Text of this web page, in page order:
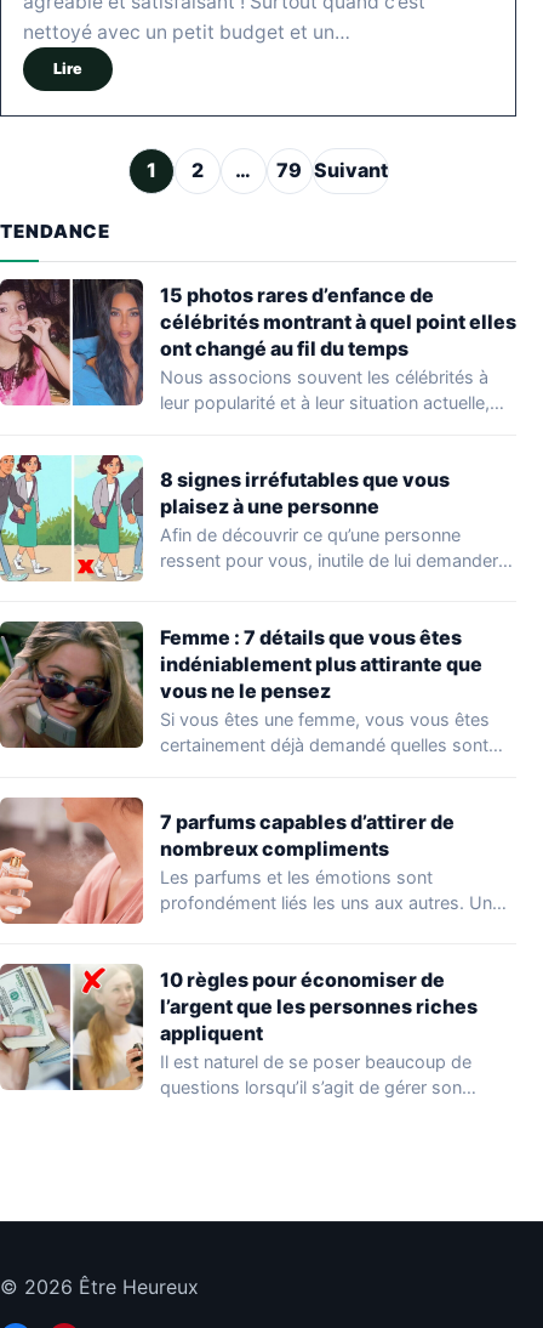
nettoyé avec un petit budget et un…
Lire
Pagination des publications
1 2 … 79 Suivant
TENDANCE
15 photos rares d’enfance de
célébrités montrant à quel point elles
ont changé au fil du temps
Nous associons souvent les célébrités à
leur popularité et à leur situation actuelle,
8 signes irréfutables que vous
plaisez à une personne
Afin de découvrir ce qu’une personne
ressent pour vous, inutile de lui demander
Femme : 7 détails que vous êtes
indéniablement plus attirante que
vous ne le pensez
Si vous êtes une femme, vous vous êtes
certainement déjà demandé quelles sont
7 parfums capables d’attirer de
nombreux compliments
Les parfums et les émotions sont
profondément liés les uns aux autres. Un
10 règles pour économiser de
l’argent que les personnes riches
appliquent
Il est naturel de se poser beaucoup de
questions lorsqu’il s’agit de gérer son…
© 2026 Être Heureux